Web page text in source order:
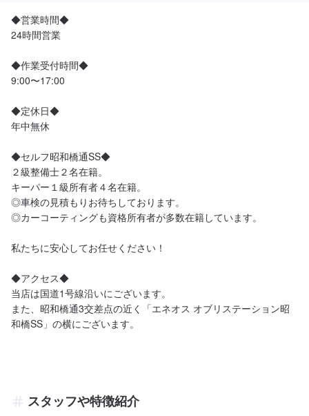
◆営業時間◆
24時間営業
◆作業受付時間◆
9:00〜17:00
◆定休日◆
年中無休
◆セルフ昭和橋通SS◆
２級整備士２名在籍。
キーパー１級所有者４名在籍。
◎車検の見積もりお待ちしております。
◎カーコーティングも資格所有者が多数在籍しています。
私たちに安心してお任せください！
◆アクセス◆
当店は国道1号線沿いにございます。
また、昭和橋通3交差点の近く「エネオス オブリステーション昭
スタッフや特徴紹介